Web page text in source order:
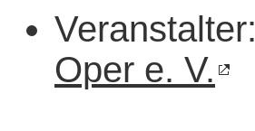
Veranstalter:
Oper e. V.